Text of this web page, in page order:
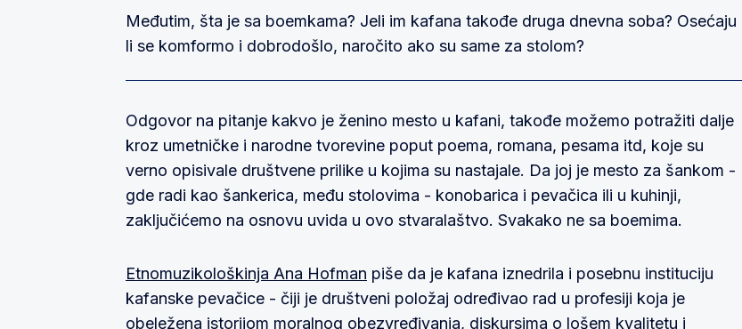
Međutim, šta je sa boemkama? Jeli im kafana takođe druga dnevna soba? Osećaju
li se komformo i dobrodošlo, naročito ako su same za stolom?
Odgovor na pitanje kakvo je ženino mesto u kafani, takođe možemo potražiti dalje
kroz umetničke i narodne tvorevine poput poema, romana, pesama itd, koje su
verno opisivale društvene prilike u kojima su nastajale. Da joj je mesto za šankom -
gde radi kao šankerica, među stolovima - konobarica i pevačica ili u kuhinji,
zaključićemo na osnovu uvida u ovo stvaralaštvo. Svakako ne sa boemima.
Etnomuzikološkinja Ana Hofman piše da je ka­fa­na iz­ne­dri­la i po­seb­nu in­sti­tuci­ju
kafanske pevačice - čiji je društveni položaj određivao rad u profesiji koja je
obeležena istorijom moralnog obezvređivanja, diskursima o lošem kvalitetu i